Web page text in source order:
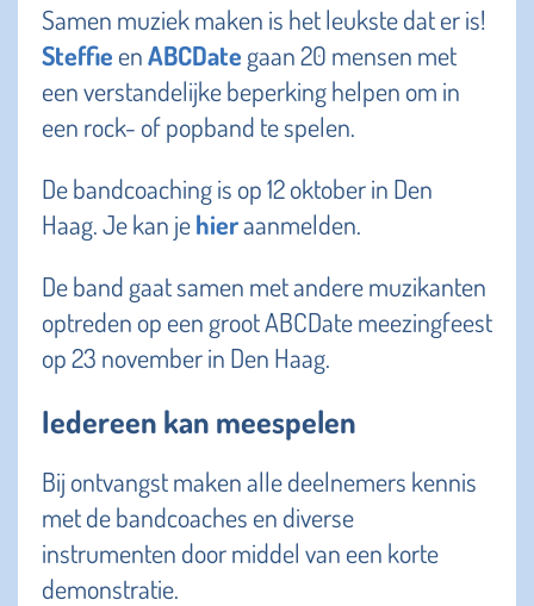
Samen muziek maken is het leukste dat er is!
Steffie enABCDate gaan 20 mensen met
een verstandelijke beperking helpen om in
een rock- of popband te spelen.
De bandcoaching is op 12 oktober in Den
Haag. Je kan jehieraanmelden.
De band gaat samen met andere muzikanten
optreden op een groot ABCDate meezingfeest
op 23 november in Den Haag.
Iedereen kan meespelen
Bij ontvangst maken alle deelnemers kennis
met de bandcoaches en diverse
instrumenten door middel van een korte
demonstratie.